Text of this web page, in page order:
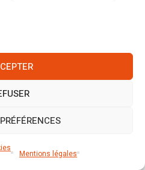
Mentions légales
sous presse nous
de la liste conduite
à une éventuelle consigne